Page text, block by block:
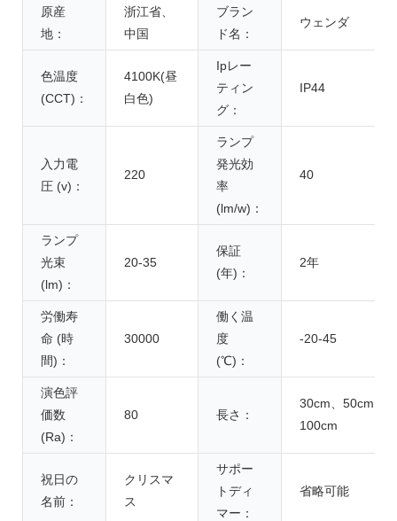
原産
地：
浙江省、
中国
ブラン
ド名：
ウェンダ
色温度
(CCT)：
4100K(昼
白色)
Ipレー
ティン
グ：
IP44
入力電
圧 (v)：
220
ランプ
発光効
率
(lm/w)：
40
ランプ
光束
(lm)：
20-35
保証
(年)：
2年
労働寿
命 (時
間)：
30000
働く温
度
(℃)：
-20-45
演色評
価数
(Ra)：
80 長さ：
30cm、50cm、
100cm
祝日の
名前：
クリスマ
ス
サポー
トディ
マー：
省略可能